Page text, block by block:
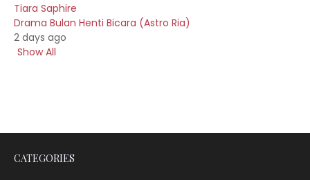
Tiara Saphire
Drama Bulan Henti Bicara (Astro Ria)
2 days ago
Show All
CATEGORIES